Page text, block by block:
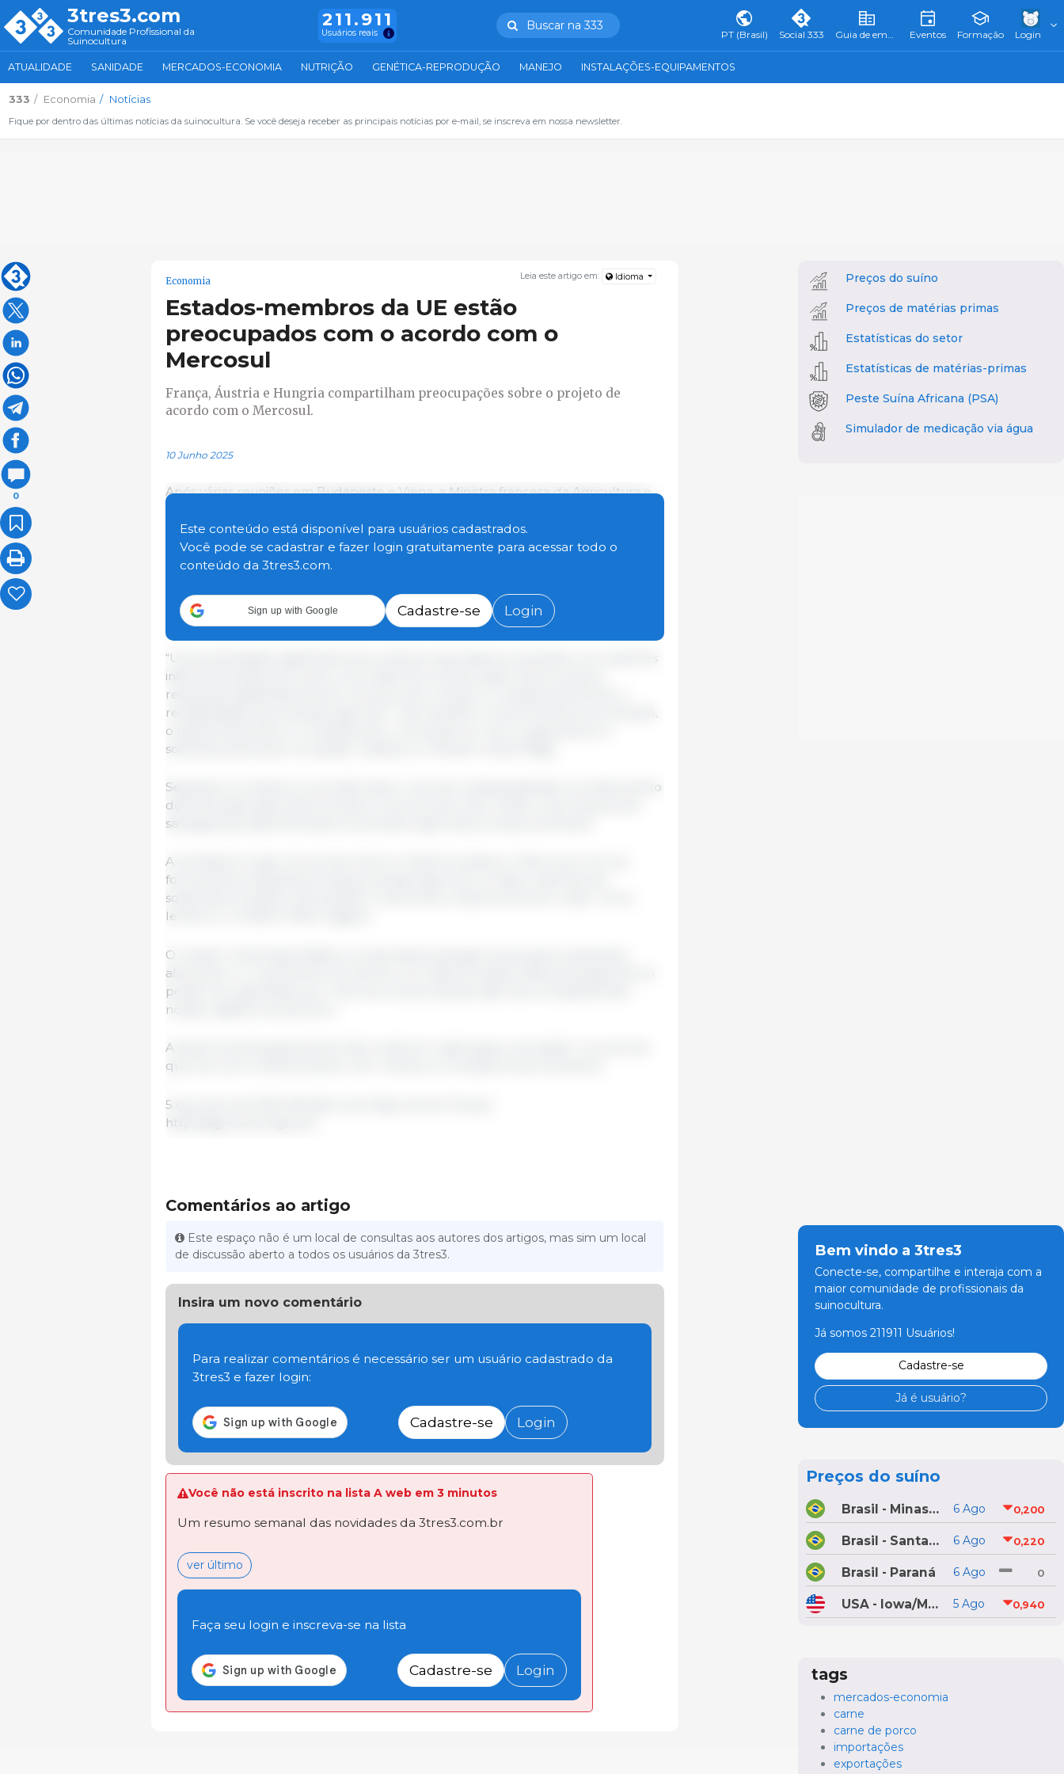
3tres3.com
Comunidade Profissional da
Suinocultura
211.911
Usuários reais
Buscar na 333
PT (Brasil) Social 333 Guia de empresas Eventos Formação Login
ATUALIDADE SANIDADE MERCADOS-ECONOMIA NUTRIÇÃO GENÉTICA-REPRODUÇÃO MANEJO INSTALAÇÕES-EQUIPAMENTOS
333 Economia Notícias
Fique por dentro das últimas notícias da suinocultura. Se você deseja receber as principais notícias por e-mail, se inscreva em nossa newsletter.
0
Leia este artigo em: Idioma
Economia
Estados-membros da UE estão
preocupados com o acordo com o
Mercosul
França, Áustria e Hungria compartilham preocupações sobre o projeto de
acordo com o Mercosul.
10 Junho 2025
Após várias reuniões em Budapeste e Viena, a Ministra francesa da Agricultura e
István Nagy; o Ministro húngaro das Relações Exteriores e Comércio, Sr. Péter
Szijjarto; e o Ministro Federal austríaco da Agricultura, Silvicultura, Proteção
Climática, Meio Ambiente, Regiões e Gestão da Água, Sr. Norbert Totschnig,
entre a União Europeia e os países do Mercosul, concluído em Montevidéu em 6
de dezembro de 2024.
“Uma quantidade significativa de produtos importados produzidos com padrões
inferiores poderia provocar a exclusão de produtos agrícolas europeus,
reduzindo significativamente os preços de compra e, consequentemente, a
rentabilidade da produção agrícola.” “Isso também comprometeria a produção,
o desenvolvimento e o investimento, colocando em risco a segurança e a
soberania alimentar europeias”, destacou o Ministro István Nagy.
Segundo os ministros, na versão atual, o acordo é desequilibrado, em detrimento
dos interesses agrícolas europeus, uma vez que não contém uma cláusula de
salvaguarda específica para os produtos agrícolas europeus sensíveis.
A entrada em vigor do acordo entre a União Europeia e o Mercosul, em sua
forma atual, prejudicaria nossa produção agrícola, um fator essencial da
soberania europeia, mas também “a alma dos nossos territórios rurais”, como
lembrou o ministro Péter Szijjarto.
O ministro Totschnig enfatizou a importância da agricultura para a soberania
alimentar e o crescimento econômico na União Europeia. Esses dois aspectos só
podem ser garantidos por meio de uma produção agrícola competitiva das
nossas regiões, acrescentou.
A atual incerteza geopolítica não muda em nada essas conclusões; “um acordo
que era ruim continua sendo ruim”, lembrou a ministra Annie Genevard.
5 de junho de 2025 /Ministère de l'Agriculture/ França
https://agriculture.gouv.fr
Este conteúdo está disponível para usuários cadastrados.
Você pode se cadastrar e fazer login gratuitamente para acessar todo o
conteúdo da 3tres3.com.
Sign up with Google Cadastre-se Login
Comentários ao artigo
Este espaço não é um local de consultas aos autores dos artigos, mas sim um local
de discussão aberto a todos os usuários da 3tres3.
Insira um novo comentário
Para realizar comentários é necessário ser um usuário cadastrado da
3tres3 e fazer login:
Cadastre-se Login
Você não está inscrito na lista A web em 3 minutos
Um resumo semanal das novidades da 3tres3.com.br
ver último
Faça seu login e inscreva-se na lista
Cadastre-se Login
Preços do suíno
Preços de matérias primas
Estatísticas do setor
Estatísticas de matérias-primas
Peste Suína Africana (PSA)
Simulador de medicação via água
Bem vindo a 3tres3
Conecte-se, compartilhe e interaja com a
maior comunidade de profissionais da
suinocultura.
Já somos 211911 Usuários!
Cadastre-se
Já é usuário?
Preços do suíno
Brasil - Minas Gerais 6 Ago 0,200
Brasil - Santa Catarina 6 Ago 0,220
Brasil - Paraná 6 Ago 0
USA - Iowa/Minnesota 5 Ago 0,940
tags
mercados-economia
carne
carne de porco
importações
exportações